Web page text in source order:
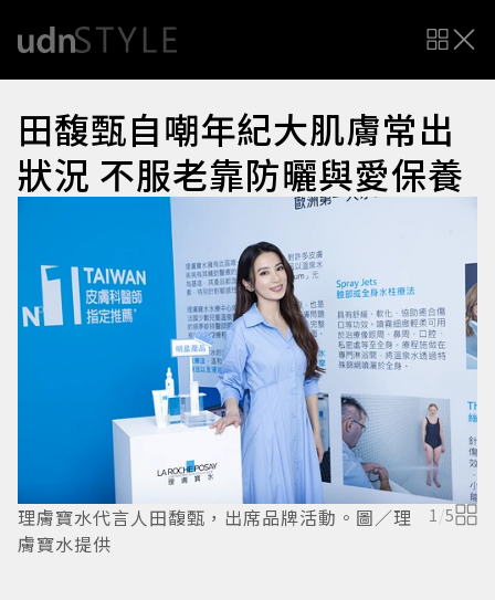
田馥甄自嘲年紀大肌膚常出
狀況 不服老靠防曬與愛保養
理膚寶水代言人田馥甄，出席品牌活動。圖／理
膚寶水提供
1 /5